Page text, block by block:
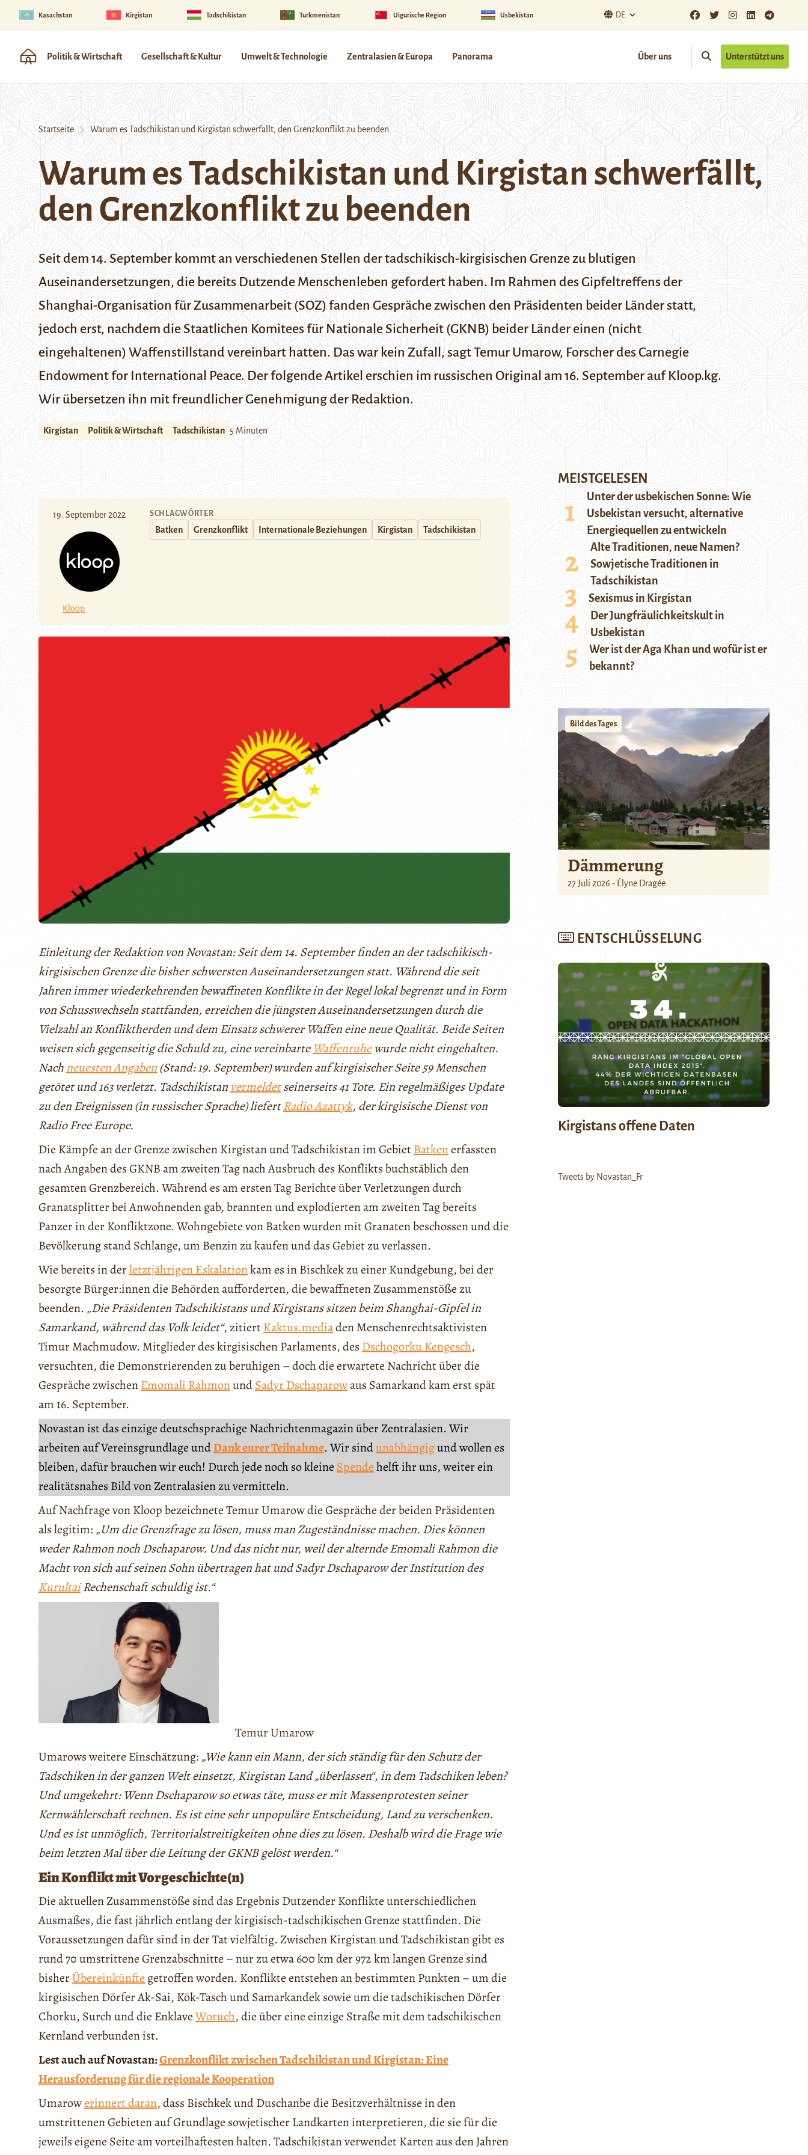
Kasachstan Kirgistan Tadschikistan Turkmenistan Uigurische Region Usbekistan DE
Politik & Wirtschaft Gesellschaft & Kultur Umwelt & Technologie Zentralasien & Europa Panorama Über uns Unterstützt uns
Startseite Warum es Tadschikistan und Kirgistan schwerfällt, den Grenzkonflikt zu beenden
Warum es Tadschikistan und Kirgistan schwerfällt,
den Grenzkonflikt zu beenden
Seit dem 14. September kommt an verschiedenen Stellen der tadschikisch-kirgisischen Grenze zu blutigen
Auseinandersetzungen, die bereits Dutzende Menschenleben gefordert haben. Im Rahmen des Gipfeltreffens der
Shanghai-Organisation für Zusammenarbeit (SOZ) fanden Gespräche zwischen den Präsidenten beider Länder statt,
jedoch erst, nachdem die Staatlichen Komitees für Nationale Sicherheit (GKNB) beider Länder einen (nicht
eingehaltenen) Waffenstillstand vereinbart hatten. Das war kein Zufall, sagt Temur Umarow, Forscher des Carnegie
Endowment for International Peace. Der folgende Artikel erschien im russischen Original am 16. September auf Kloop.kg.
Wir übersetzen ihn mit freundlicher Genehmigung der Redaktion.
Kirgistan Politik & Wirtschaft Tadschikistan 5 Minuten
19. September 2022
Kloop
SCHLAGWÖRTER
Batken Grenzkonflikt Internationale Beziehungen Kirgistan Tadschikistan
Einleitung der Redaktion von Novastan: Seit dem 14. September finden an der tadschikisch-
kirgisischen Grenze die bisher schwersten Auseinandersetzungen statt. Während die seit
Jahren immer wiederkehrenden bewaffneten Konflikte in der Regel lokal begrenzt und in Form
von Schusswechseln stattfanden, erreichen die jüngsten Auseinandersetzungen durch die
Vielzahl an Konfliktherden und dem Einsatz schwerer Waffen eine neue Qualität. Beide Seiten
weisen sich gegenseitig die Schuld zu, eine vereinbarte Waffenruhewurde nicht eingehalten.
Nachneuesten Angaben(Stand: 19. September) wurden auf kirgisischer Seite 59 Menschen
getötet und 163 verletzt. Tadschikistan vermeldetseinerseits 41 Tote. Ein regelmäßiges Update
zu den Ereignissen (in russischer Sprache) liefertRadio Azattyk, der kirgisische Dienst von
Radio Free Europe.
Die Kämpfe an der Grenze zwischen Kirgistan und Tadschikistan im GebietBatkenerfassten
nach Angaben des GKNB am zweiten Tag nach Ausbruch des Konflikts buchstäblich den
gesamten Grenzbereich. Während es am ersten Tag Berichte über Verletzungen durch
Granatsplitter bei Anwohnenden gab, brannten und explodierten am zweiten Tag bereits
Panzer in der Konfliktzone. Wohngebiete von Batken wurden mit Granaten beschossen und die
Bevölkerung stand Schlange, um Benzin zu kaufen und das Gebiet zu verlassen.
Wie bereits in derletztjährigen Eskalationkam es in Bischkek zu einer Kundgebung, bei der
besorgte Bürger:innen die Behörden aufforderten, die bewaffneten Zusammenstöße zu
beenden. „Die Präsidenten Tadschikistans und Kirgistans sitzen beim Shanghai-Gipfel in
Samarkand, während das Volk leidet“, zitiertKaktus.mediaden Menschenrechtsaktivisten
Timur Machmudow. Mitglieder des kirgisischen Parlaments, des Dschogorku Kengesch,
versuchten, die Demonstrierenden zu beruhigen – doch die erwartete Nachricht über die
Gespräche zwischenEmomali RahmonundSadyr Dschaparowaus Samarkand kam erst spät
am 16. September.
Novastan ist das einzige deutschsprachige Nachrichtenmagazin über Zentralasien. Wir
arbeiten auf Vereinsgrundlage undDank eurer Teilnahme. Wir sindunabhängigund wollen es
bleiben, dafür brauchen wir euch! Durch jede noch so kleine Spendehelft ihr uns, weiter ein
realitätsnahes Bild von Zentralasien zu vermitteln.
Auf Nachfrage von Kloop bezeichnete Temur Umarow die Gespräche der beiden Präsidenten
als legitim: „Um die Grenzfrage zu lösen, muss man Zugeständnisse machen. Dies können
weder Rahmon noch Dschaparow. Und das nicht nur, weil der alternde Emomali Rahmon die
Macht von sich auf seinen Sohn übertragen hat und Sadyr Dschaparow der Institution des
KurultaiRechenschaft schuldig ist.“
Temur Umarow
Umarows weitere Einschätzung: „Wie kann ein Mann, der sich ständig für den Schutz der
Tadschiken in der ganzen Welt einsetzt, Kirgistan Land „überlassen“, in dem Tadschiken leben?
Und umgekehrt: Wenn Dschaparow so etwas täte, muss er mit Massenprotesten seiner
Kernwählerschaft rechnen. Es ist eine sehr unpopuläre Entscheidung, Land zu verschenken.
Und es ist unmöglich, Territorialstreitigkeiten ohne dies zu lösen. Deshalb wird die Frage wie
beim letzten Mal über die Leitung der GKNB gelöst werden.“
Ein Konflikt mit Vorgeschichte(n)
Die aktuellen Zusammenstöße sind das Ergebnis Dutzender Konflikte unterschiedlichen
Ausmaßes, die fast jährlich entlang der kirgisisch-tadschikischen Grenze stattfinden. Die
Voraussetzungen dafür sind in der Tat vielfältig. Zwischen Kirgistan und Tadschikistan gibt es
rund 70 umstrittene Grenzabschnitte – nur zu etwa 600 km der 972 km langen Grenze sind
bisherÜbereinkünfte getroffen worden. Konflikte entstehen an bestimmten Punkten – um die
kirgisischen Dörfer Ak-Sai, Kök-Tasch und Samarkandek sowie um die tadschikischen Dörfer
Chorku, Surch und die EnklaveWoruch, die über eine einzige Straße mit dem tadschikischen
Kernland verbunden ist.
Lest auch auf Novastan:Grenzkonflikt zwischen Tadschikistan und Kirgistan: Eine
Herausforderung für die regionale Kooperation
Umarowerinnert daran, dass Bischkek und Duschanbe die Besitzverhältnisse in den
umstrittenen Gebieten auf Grundlage sowjetischer Landkarten interpretieren, die sie für die
jeweils eigene Seite am vorteilhaftesten halten. Tadschikistan verwendet Karten aus den Jahren
MEISTGELESEN
Unter der usbekischen Sonne: Wie
Usbekistan versucht, alternative
Energiequellen zu entwickeln
Alte Traditionen, neue Namen?
Sowjetische Traditionen in
Tadschikistan
Sexismus in Kirgistan
Der Jungfräulichkeitskult in
Usbekistan
Wer ist der Aga Khan und wofür ist er
bekannt?
Bild des Tages
Dämmerung
27 Juli 2026 - Élyne Dragée
ENTSCHLÜSSELUNG
Kirgistans offene Daten
Tweets by Novastan_Fr